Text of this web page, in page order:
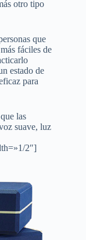
otro tipo
que
fáciles de
estado de
para
las
suave, luz
2″]